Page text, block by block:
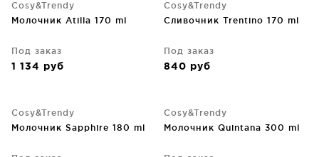
Cosy&Trendy
Молочник Atilla 170 ml
Под заказ
1 134 руб
Cosy&Trendy
Сливочник Trentino 170 ml
Под заказ
840 руб
Cosy&Trendy
Молочник Sapphire 180 ml
Cosy&Trendy
Молочник Quintana 300 ml